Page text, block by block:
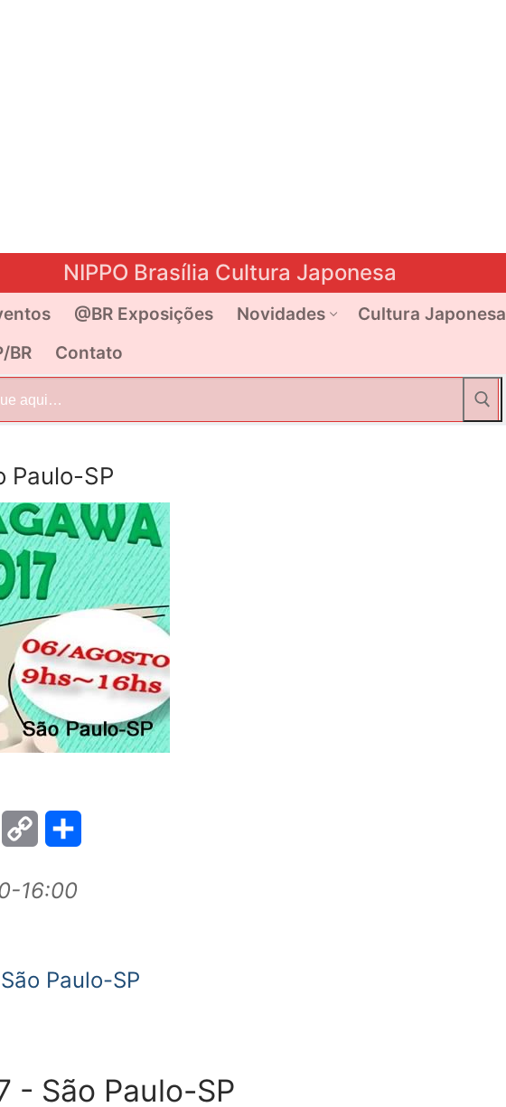
NIPPO Brasília Cultura Japonesa
@BR Exposições Novidades Cultura Japonesa
BR Contato
Paulo-SP
Line
Copy
16:00
Paulo-SP
- São Paulo-SP